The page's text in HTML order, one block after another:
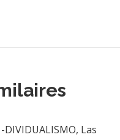
DIVIDUALISMO, Las